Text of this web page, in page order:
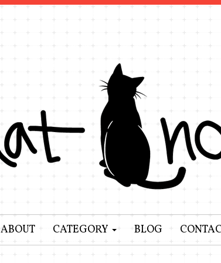
ABOUT CATEGORY BLOG